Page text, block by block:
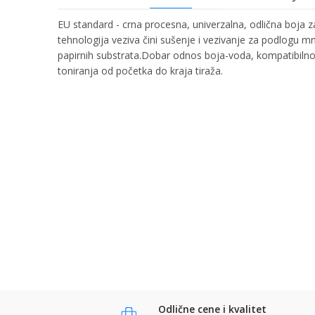
EU standard - crna procesna, univerzalna, odlična
tehnologija veziva čini sušenje i vezivanje za podlogu
papirnih substrata.Dobar odnos boja-voda,
toniranja od početka do kraja tiraža.
Odlične cene i kvalitet